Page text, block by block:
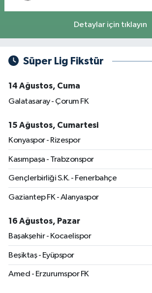
Detaylar için tıklayın
Süper Lig Fikstür
14 Ağustos, Cuma
Galatasaray - Çorum FK
15 Ağustos, Cumartesi
Konyaspor - Rizespor
Kasımpaşa - Trabzonspor
Gençlerbirliği S.K. - Fenerbahçe
Gaziantep FK - Alanyaspor
16 Ağustos, Pazar
Başakşehir - Kocaelispor
Beşiktaş - Eyüpspor
Amed - Erzurumspor FK